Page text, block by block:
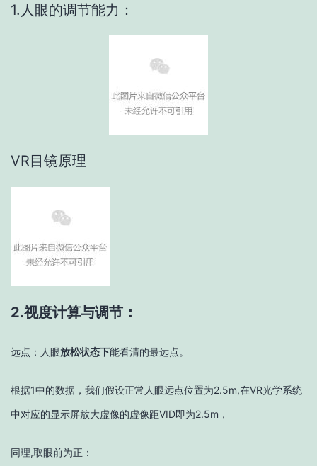
1.人眼的调节能力：
VR目镜原理
2.视度计算与调节：
远点：人眼放松状态下能看清的最远点。
根据1中的数据，我们假设正常人眼远点位置为2.5m,在VR光学系统
中对应的显示屏放大虚像的虚像距VID即为2.5m，
同理,取眼前为正：